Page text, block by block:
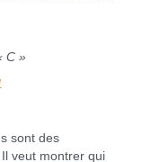
C »
sont des
veut montrer qui